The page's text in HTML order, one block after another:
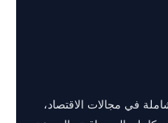
في مجالات الاقتصاد،